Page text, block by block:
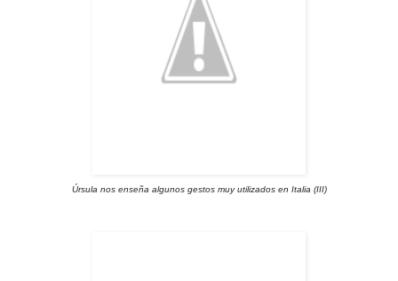
Úrsula nos enseña algunos gestos muy utilizados en Italia (III)